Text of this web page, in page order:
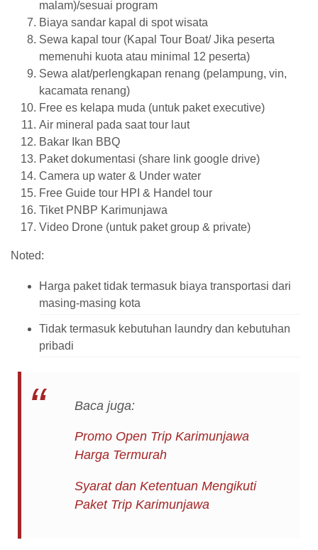
malam)/sesuai program
Biaya sandar kapal di spot wisata
Sewa kapal tour (Kapal Tour Boat/ Jika peserta
memenuhi kuota atau minimal 12 peserta)
Sewa alat/perlengkapan renang (pelampung, vin,
kacamata renang)
Free es kelapa muda (untuk paket executive)
Air mineral pada saat tour laut
Bakar Ikan BBQ
Paket dokumentasi (share link google drive)
Camera up water & Under water
Free Guide tour HPI & Handel tour
Tiket PNBP Karimunjawa
Video Drone (untuk paket group & private)
Noted:
Harga paket tidak termasuk biaya transportasi dari
masing-masing kota
Tidak termasuk kebutuhan laundry dan kebutuhan
pribadi
Baca juga:
Promo Open Trip Karimunjawa
Harga Termurah
Syarat dan Ketentuan Mengikuti
Paket Trip Karimunjawa